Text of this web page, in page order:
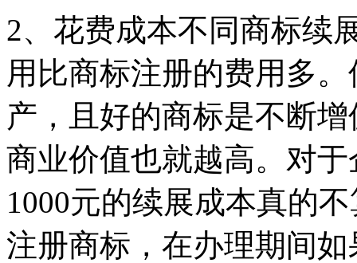
2、花费成本不同商标续
用比商标注册的费用多
产，且好的商标是不断
商业价值也就越高。对
1000元的续展成本真的
注册商标，在办理期间